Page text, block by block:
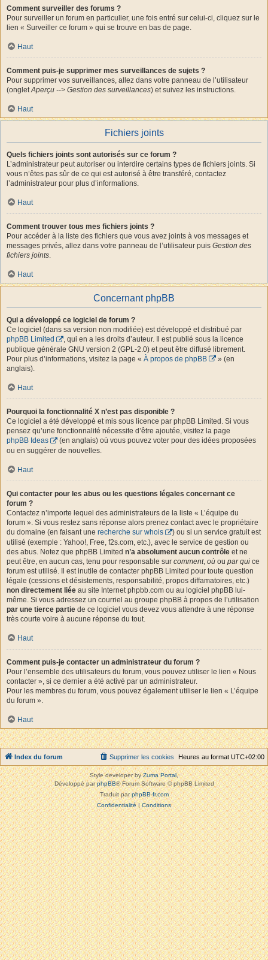
Comment surveiller des forums ?
Pour surveiller un forum en particulier, une fois entré sur celui-ci, cliquez sur le
lien « Surveiller ce forum » qui se trouve en bas de page.
Haut
Comment puis-je supprimer mes surveillances de sujets ?
Pour supprimer vos surveillances, allez dans votre panneau de l’utilisateur
(ongletAperçu --> Gestion des surveillances) et suivez les instructions.
Haut
Fichiers joints
Quels fichiers joints sont autorisés sur ce forum ?
L’administrateur peut autoriser ou interdire certains types de fichiers joints. Si
vous n’êtes pas sûr de ce qui est autorisé à être transféré, contactez
l’administrateur pour plus d’informations.
Haut
Comment trouver tous mes fichiers joints ?
Pour accéder à la liste des fichiers que vous avez joints à vos messages et
messages privés, allez dans votre panneau de l’utilisateur puis Gestion des
fichiers joints.
Haut
Concernant phpBB
Qui a développé ce logiciel de forum ?
Ce logiciel (dans sa version non modifiée) est développé et distribué par
phpBB Limited
, qui en a les droits d’auteur. Il est publié sous la licence
publique générale GNU version 2 (GPL-2.0) et peut être diffusé librement.
Pour plus d’informations, visitez la page « À propos de phpBB
» (en
anglais).
Haut
Pourquoi la fonctionnalité X n’est pas disponible ?
Ce logiciel a été développé et mis sous licence par phpBB Limited. Si vous
pensez qu’une fonctionnalité nécessite d’être ajoutée, visitez la page
phpBB Ideas
(en anglais) où vous pouvez voter pour des idées proposées
ou en suggérer de nouvelles.
Haut
Qui contacter pour les abus ou les questions légales concernant ce
forum ?
Contactez n’importe lequel des administrateurs de la liste « L’équipe du
forum ». Si vous restez sans réponse alors prenez contact avec le propriétaire
du domaine (en faisant une recherche sur whois
) ou si un service gratuit est
utilisé (exemple : Yahoo!, Free, f2s.com, etc.), avec le service de gestion ou
des abus. Notez que phpBB Limited n’a absolument aucun contrôle et ne
peut être, en aucun cas, tenu pour responsable sur comment, où ou par qui ce
forum est utilisé. Il est inutile de contacter phpBB Limited pour toute question
légale (cessions et désistements, responsabilité, propos diffamatoires, etc.)
non directement liée au site Internet phpbb.com ou au logiciel phpBB lui-
même. Si vous adressez un courriel au groupe phpBB à propos de l’utilisation
par une tierce partie de ce logiciel vous devez vous attendre à une réponse
très courte voire à aucune réponse du tout.
Haut
Comment puis-je contacter un administrateur du forum ?
Pour l’ensemble des utilisateurs du forum, vous pouvez utiliser le lien « Nous
contacter », si ce dernier a été activé par un administrateur.
Pour les membres du forum, vous pouvez également utiliser le lien « L’équipe
du forum ».
Haut
Index du forum Heures au format UTC+02:00
Supprimer les cookies
Style developer byZuma Portal,
Développé parphpBB® Forum Software © phpBB Limited
Traduit parphpBB-fr.com
Confidentialité|Conditions